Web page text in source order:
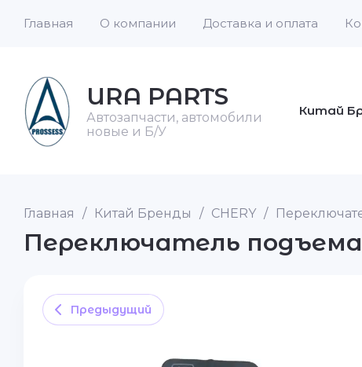
Главная О компании Доставка и оплата
URA PARTS
Автозапчасти, автомобили
новые и Б/У
Китай
Главная / Китай Бренды / CHERY /
Переключатель подъема
Предыдущий